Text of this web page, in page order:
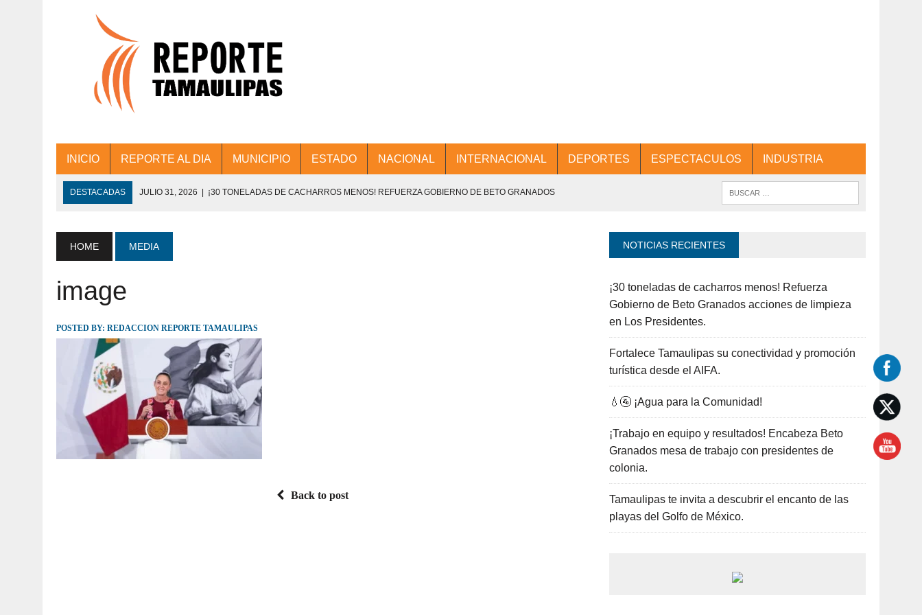
INICIO REPORTE AL DIA MUNICIPIO ESTADO NACIONAL INTERNACIONAL DEPORTES ESPECTACULOS INDUSTRIA
DESTACADAS JULIO 31, 2026 | ¡30 TONELADAS DE CACHARROS MENOS! REFUERZA GOBIERNO DE BETO GRANADOS
JULIO 30, 2026 | 💧🚰 ¡AGUA PARA LA COMUNIDAD!
DE COLONIA.
JULIO 30, 2026 | TAMAULIPAS TE INVITA A DESCUBRIR EL ENCANTO DE LAS PLAYAS DEL GOLFO DE MÉXICO.
HOME MEDIA
image
POSTED BY: REDACCION REPORTE TAMAULIPAS
Back to post
NOTICIAS RECIENTES
¡30 toneladas de cacharros menos! Refuerza
Gobierno de Beto Granados acciones de limpieza
en Los Presidentes.
Fortalece Tamaulipas su conectividad y promoción
turística desde el AIFA.
💧🚰 ¡Agua para la Comunidad!
¡Trabajo en equipo y resultados! Encabeza Beto
Granados mesa de trabajo con presidentes de
colonia.
Tamaulipas te invita a descubrir el encanto de las
playas del Golfo de México.